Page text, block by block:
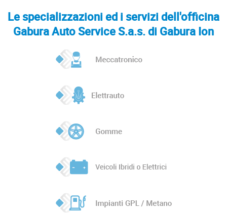
Le specializzazioni ed i servizi dell'officina
Gabura Auto Service S.a.s. di Gabura Ion